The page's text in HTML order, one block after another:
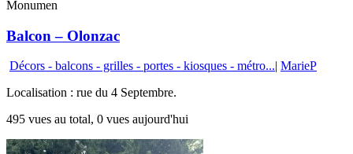
Monumen
Balcon – Olonzac
Décors - balcons - grilles - portes - kiosques - métro...| MarieP
Localisation : rue du 4 Septembre.
495 vues au total, 0 vues aujourd'hui